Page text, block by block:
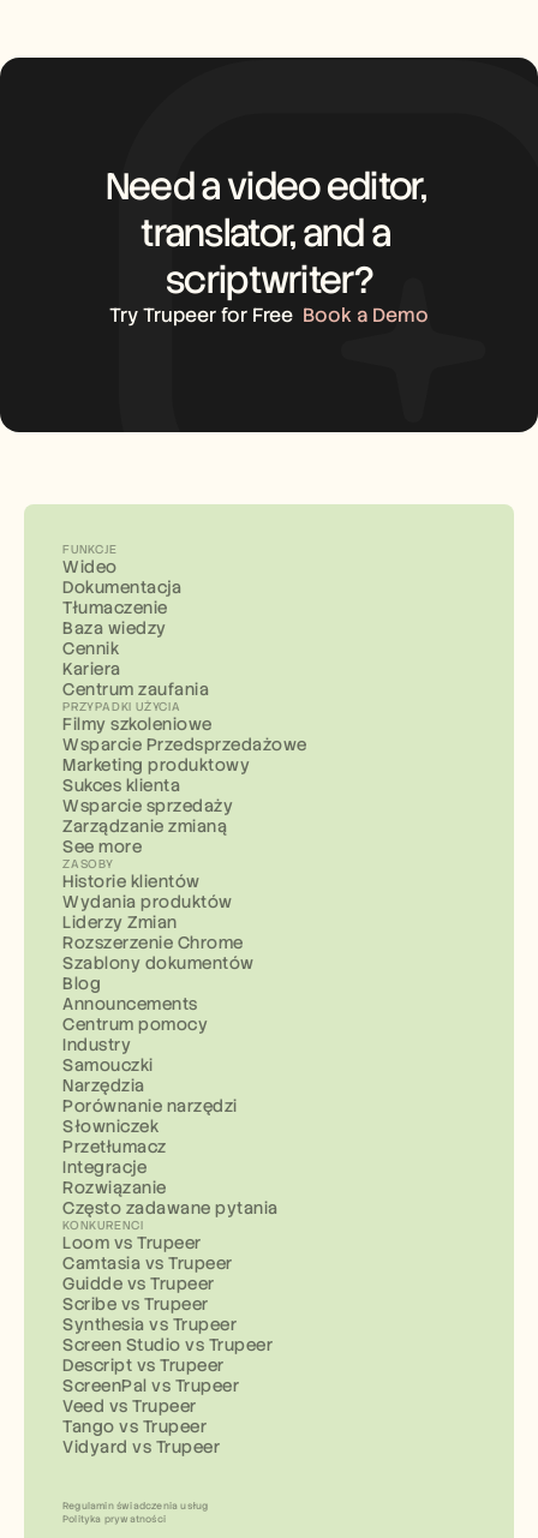
Need a video editor,
translator, and a
scriptwriter?
Try Trupeer for Free Book a Demo
FUNKCJE
Wideo
Dokumentacja
Tłumaczenie
Baza wiedzy
Cennik
Kariera
Centrum zaufania
PRZYPADKI UŻYCIA
Filmy szkoleniowe
Wsparcie Przedsprzedażowe
Marketing produktowy
Sukces klienta
Wsparcie sprzedaży
Zarządzanie zmianą
See more
ZASOBY
Historie klientów
Wydania produktów
Liderzy Zmian
Rozszerzenie Chrome
Szablony dokumentów
Blog
Announcements
Centrum pomocy
Industry
Samouczki
Narzędzia
Porównanie narzędzi
Słowniczek
Przetłumacz
Integracje
Rozwiązanie
Często zadawane pytania
KONKURENCI
Loom vs Trupeer
Camtasia vs Trupeer
Guidde vs Trupeer
Scribe vs Trupeer
Synthesia vs Trupeer
Screen Studio vs Trupeer
Descript vs Trupeer
ScreenPal vs Trupeer
Veed vs Trupeer
Tango vs Trupeer
Vidyard vs Trupeer
Regulamin świadczenia usług
Polityka prywatności